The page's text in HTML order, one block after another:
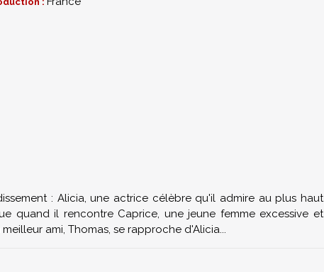
: Alicia, une actrice célèbre qu'il admire au plus haut
quand il rencontre Caprice, une jeune femme excessive et
ami, Thomas, se rapproche d'Alicia...